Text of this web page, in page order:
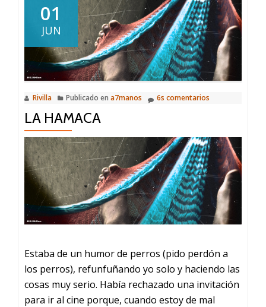
01
JUN
Rivilla Publicado en a7manos 6s comentarios
LA HAMACA
Estaba de un humor de perros (pido perdón a
los perros), refunfuñando yo solo y haciendo las
cosas muy serio. Había rechazado una invitación
para ir al cine porque, cuando estoy de mal